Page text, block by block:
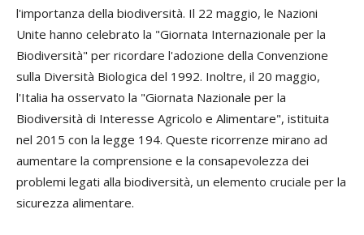
l'importanza della biodiversità. Il 22 maggio, le Nazioni
Unite hanno celebrato la "Giornata Internazionale per la
Biodiversità" per ricordare l'adozione della Convenzione
sulla Diversità Biologica del 1992. Inoltre, il 20 maggio,
l'Italia ha osservato la "Giornata Nazionale per la
Biodiversità di Interesse Agricolo e Alimentare", istituita
nel 2015 con la legge 194. Queste ricorrenze mirano ad
aumentare la comprensione e la consapevolezza dei
problemi legati alla biodiversità, un elemento cruciale per la
sicurezza alimentare.